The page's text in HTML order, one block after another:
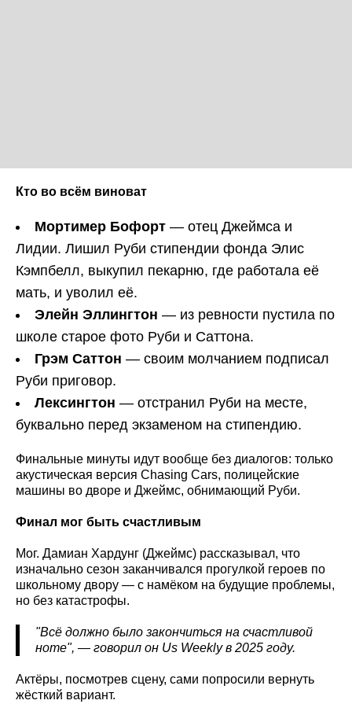
Кто во всём виноват
Мортимер Бофорт — отец Джеймса и
Лидии. Лишил Руби стипендии фонда Элис
Кэмпбелл, выкупил пекарню, где работала её
мать, и уволил её.
Элейн Эллингтон — из ревности пустила по
школе старое фото Руби и Саттона.
Грэм Саттон — своим молчанием подписал
Руби приговор.
Лексингтон — отстранил Руби на месте,
буквально перед экзаменом на стипендию.
Финальные минуты идут вообще без диалогов: только
акустическая версия Chasing Cars, полицейские
машины во дворе и Джеймс, обнимающий Руби.
Финал мог быть счастливым
Мог. Дамиан Хардунг (Джеймс) рассказывал, что
изначально сезон заканчивался прогулкой героев по
школьному двору — с намёком на будущие проблемы,
но без катастрофы.
"Всё должно было закончиться на счастливой
ноте", — говорил он Us Weeklyв 2025 году.
Актёры, посмотрев сцену, сами попросили вернуть
жёсткий вариант.